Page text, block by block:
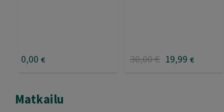
0,00 € 30,00€ 19,99 €
Matkailu